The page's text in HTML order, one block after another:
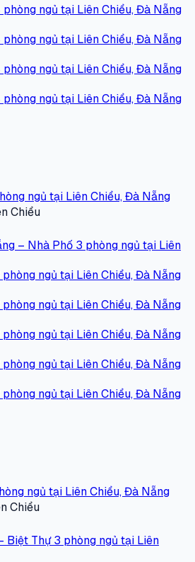
ngủ tại Liên Chiểu, Đà Nẵng
Chiểu
ngủ tại Liên Chiểu, Đà Nẵng
Chiểu